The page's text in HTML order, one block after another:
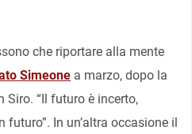
che riportare alla mente
Simeone a marzo, dopo la
“Il futuro è incerto,
In un’altra occasione il